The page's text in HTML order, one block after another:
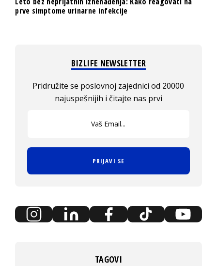
prve simptome urinarne infekcije
BIZLIFE NEWSLETTER
Pridružite se poslovnoj zajednici od 20000
najuspešnijih i čitajte nas prvi
PRIJAVI SE
TAGOVI